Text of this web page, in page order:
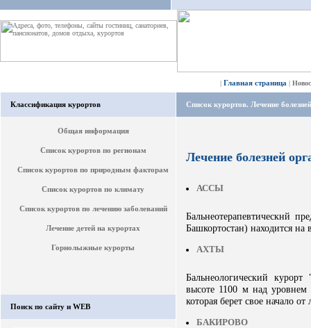
| Главная страница |
Классификация курортов
Общая информация
Список курортов по регионам
Список курортов по природным факторам
Список курортов по климату
Список курортов по лечению заболеваний
Лечение детей на курортах
Горнолыжные курорты
Поиск по сайту и WEB
Список курортов. Лечение
Лечение болезней
АССЫ
Бальнеотерапевтическнй
Башкортостан) находится
АХТЫ
Бальнеологический
высоте 1100 м над
которая берет свое начало
БАКИРОВО